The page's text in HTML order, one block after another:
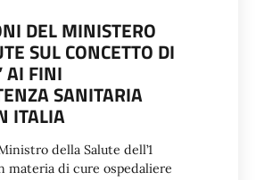
DEL MINISTERO
SUL CONCETTO DI
AI FINI
SANITARIA
ITALIA
della Salute dell’1
materia di cure ospedaliere